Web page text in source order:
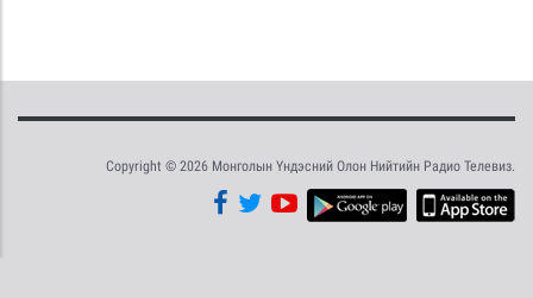
Copyright © 2026 Монголын Үндэсний Олон Нийтийн Радио Телевиз.